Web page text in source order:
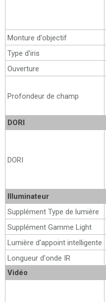
Monture d'objectif
Type d'iris
Ouverture
Profondeur de champ
DORI
DORI
Illuminateur
Supplément Type de lumière
Supplément Gamme Light
Lumière d'appoint intelligente
Longueur d'onde IR
Vidéo